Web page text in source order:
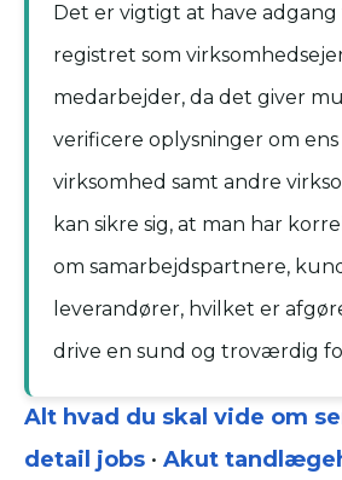
Det er vigtigt at have adgang
registret som
medarbejder, da det giver
verificere oplysninger om
virksomhed samt andre
kan sikre sig, at man har
om samarbejdspartnere,
leverandører, hvilket er
drive en sund og troværdig
Alt hvad du skal vide om
detail jobs • Akut